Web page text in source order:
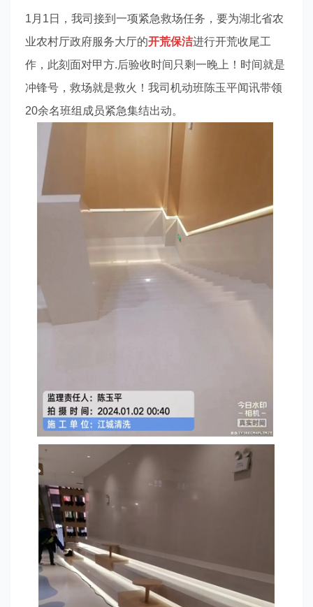
1月1日，我司接到一项紧急救场任务，要为湖北省农
业农村厅政府服务大厅的开荒保洁进行开荒收尾工
作，此刻面对甲方.后验收时间只剩一晚上！时间就是
冲锋号，救场就是救火！我司机动班陈玉平闻讯带领
20余名班组成员紧急集结出动。